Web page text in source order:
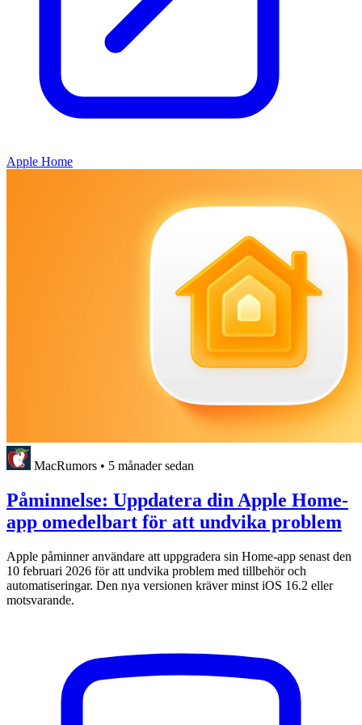
Apple Home
MacRumors • 5 månader sedan
Påminnelse: Uppdatera din Apple Home-
app omedelbart för att undvika problem
Apple påminner användare att uppgradera sin Home-app senast den
10 februari 2026 för att undvika problem med tillbehör och
automatiseringar. Den nya versionen kräver minst iOS 16.2 eller
motsvarande.